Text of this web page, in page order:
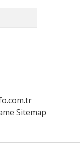
Sitemap